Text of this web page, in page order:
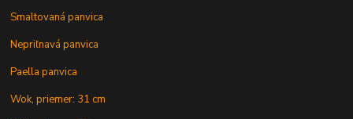
Smaltovaná panvica
Nepriľnavá panvica
Paella panvica
Wok, priemer: 31 cm